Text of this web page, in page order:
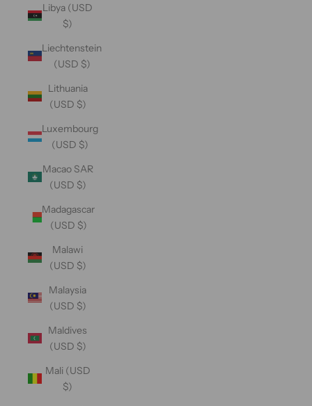
Libya (USD
$)
Liechtenstein
(USD $)
Lithuania
(USD $)
Luxembourg
(USD $)
Macao SAR
(USD $)
Madagascar
(USD $)
Malawi
(USD $)
Malaysia
(USD $)
Maldives
(USD $)
Mali (USD
$)